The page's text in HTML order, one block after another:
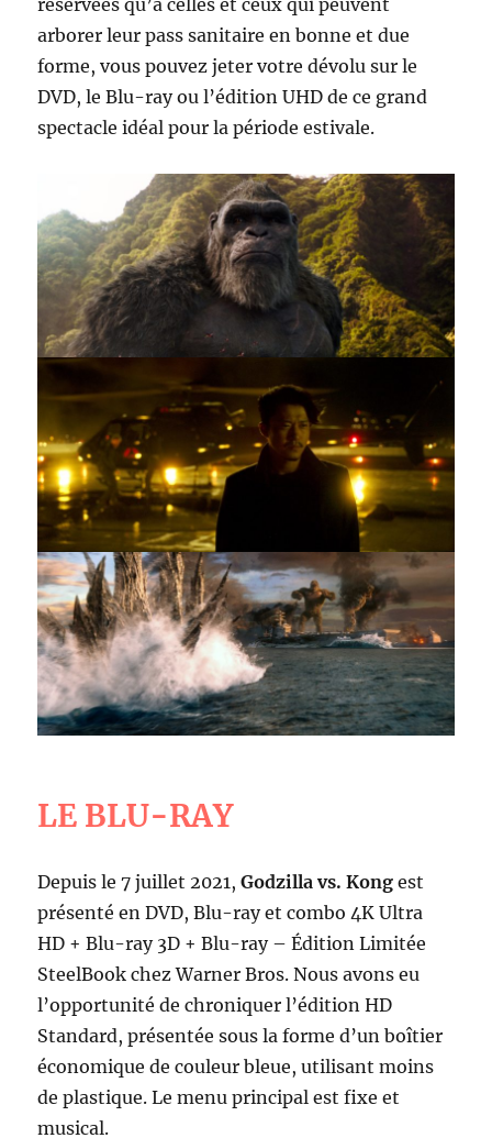
arborer leur pass sanitaire en bonne et due
forme, vous pouvez jeter votre dévolu sur le
DVD, le Blu-ray ou l’édition UHD de ce grand
spectacle idéal pour la période estivale.
LE BLU-RAY
Depuis le 7 juillet 2021,Godzilla vs. Kong est
présenté en DVD, Blu-ray et combo 4K Ultra
HD + Blu-ray 3D + Blu-ray – Édition Limitée
SteelBook chez Warner Bros. Nous avons eu
l’opportunité de chroniquer l’édition HD
Standard, présentée sous la forme d’un boîtier
économique de couleur bleue, utilisant moins
de plastique. Le menu principal est fixe et
musical.